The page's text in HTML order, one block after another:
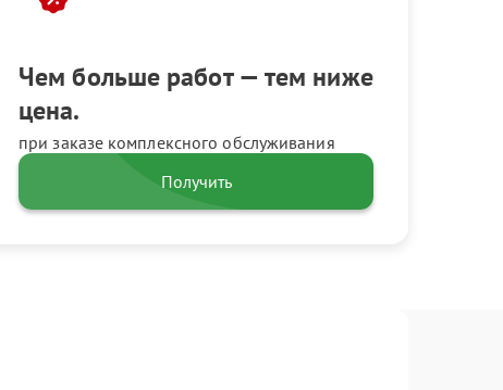
Чем больше работ — тем ниже
цена.
при заказе комплексного обслуживания
Получить